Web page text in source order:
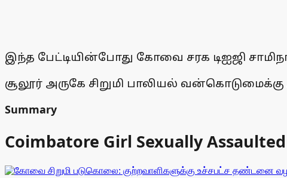
இந்த பேட்டியின்போது கோவை சரக டிஐஜி
சூலூர் அருகே சிறுமி பாலியல்
Summary
Coimbatore Girl Sexually